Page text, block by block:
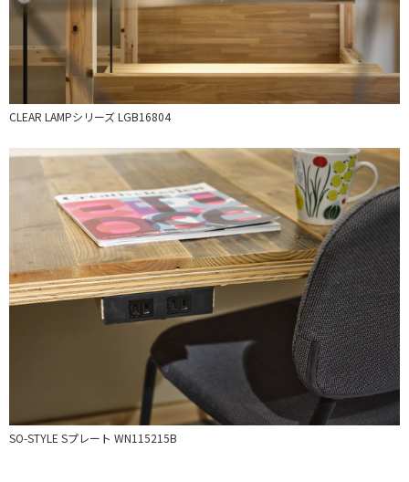
CLEAR LAMPシリーズ LGB16804
SO-STYLE Sプレート WN115215B